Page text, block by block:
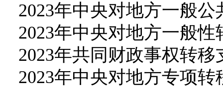
2023年中央对地方一般
2023年中央对地方一般
2023年共同财政事权转
2023年中央对地方专项